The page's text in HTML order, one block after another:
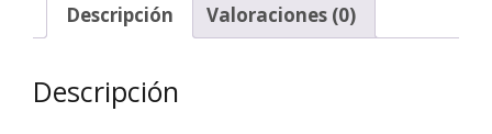
Descripción Valoraciones (0)
Descripción